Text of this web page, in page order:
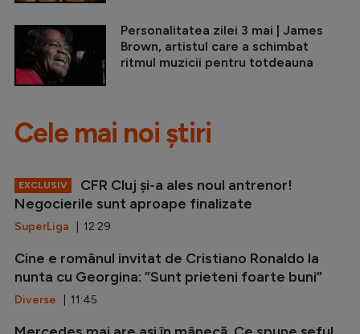
Personalitatea zilei 3 mai | James
Brown, artistul care a schimbat
ritmul muzicii pentru totdeauna
Cele mai noi știri
EXCLUSIV
CFR Cluj și-a ales noul antrenor!
Negocierile sunt aproape finalizate
SuperLiga | 12:29
Cine e românul invitat de Cristiano Ronaldo la
nunta cu Georgina: ”Sunt prieteni foarte buni”
Diverse | 11:45